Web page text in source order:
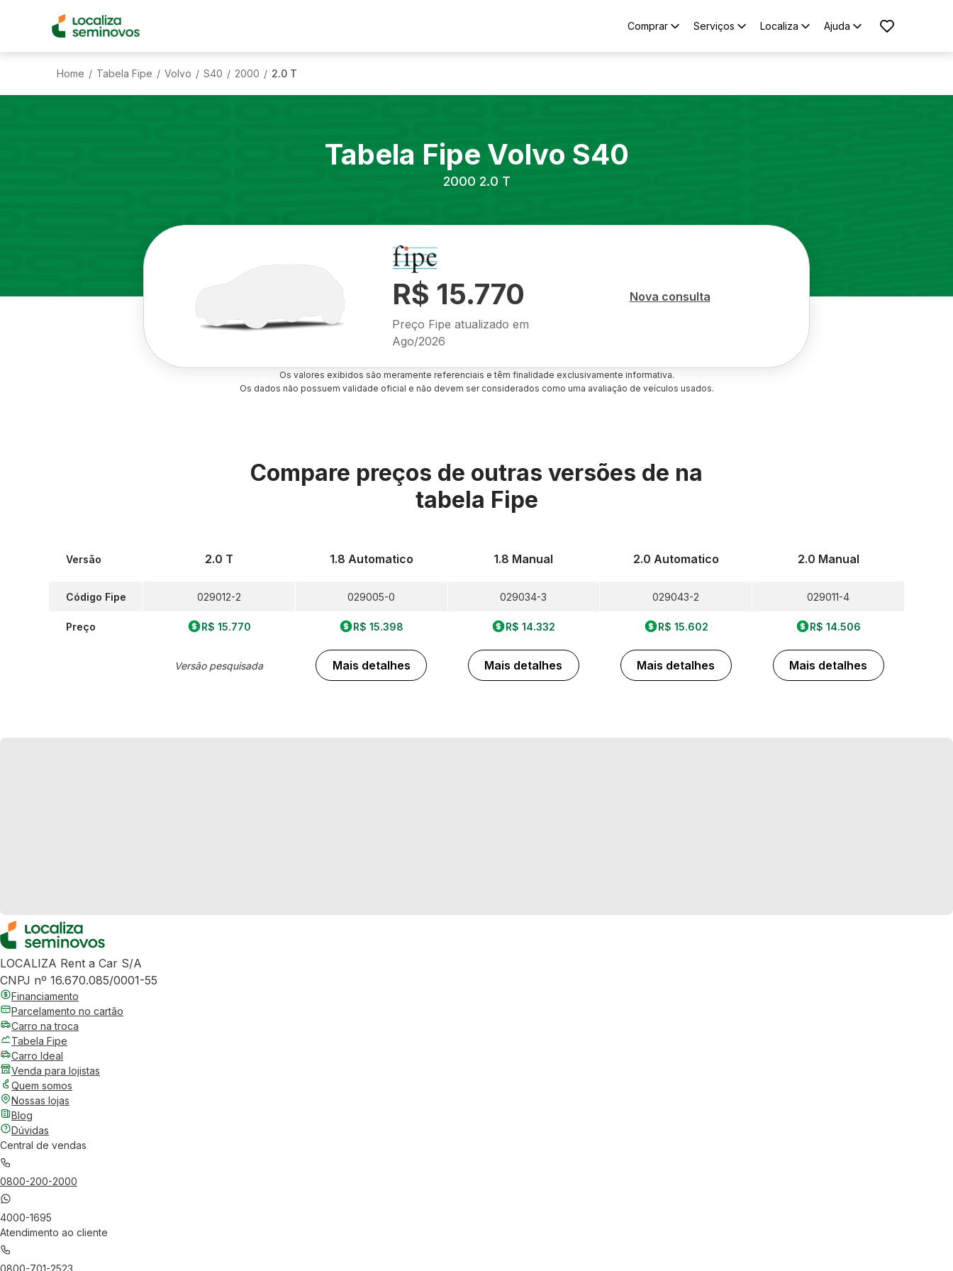
Comprar Serviços Localiza Ajuda
Home / Tabela Fipe / Volvo / S40 / 2000 / 2.0 T
Tabela Fipe Volvo S40
2000 2.0 T
R$ 15.770
Preço Fipe atualizado em
Ago/2026
Nova consulta
Os valores exibidos são meramente referenciais e têm finalidade exclusivamente informativa.
Os dados não possuem validade oficial e não devem ser considerados como uma avaliação de veículos usados.
Compare preços de outras versões de na
tabela Fipe
Versão
Código Fipe
Preço
2.0 T
029012-2
R$ 15.770
Versão pesquisada
1.8 Automatico
029005-0
R$ 15.398
Mais detalhes
1.8 Manual
029034-3
R$ 14.332
Mais detalhes
2.0 Automatico
029043-2
R$ 15.602
Mais detalhes
2.0 Manual
029011-4
R$ 14.506
Mais detalhes
LOCALIZA Rent a Car S/A
CNPJ nº 16.670.085/0001-55
Financiamento
Parcelamento no cartão
Carro na troca
Tabela Fipe
Carro Ideal
Venda para lojistas
Quem somos
Nossas lojas
Blog
Dúvidas
Central de vendas
0800-200-2000
4000-1695
Atendimento ao cliente
0800-701-2523